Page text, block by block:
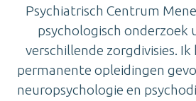
Psychiatrisch Centrum
psychologisch onderzoek
verschillende zorgdivisies.
permanente opleidingen
neuropsychologie en